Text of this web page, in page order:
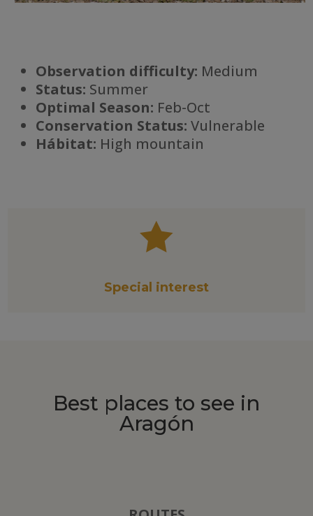
Observation difficulty: Medium
Status: Summer
Optimal Season: Feb-Oct
Conservation Status: Vulnerable
Hábitat: High mountain

Special interest
Best places to see in
Aragón